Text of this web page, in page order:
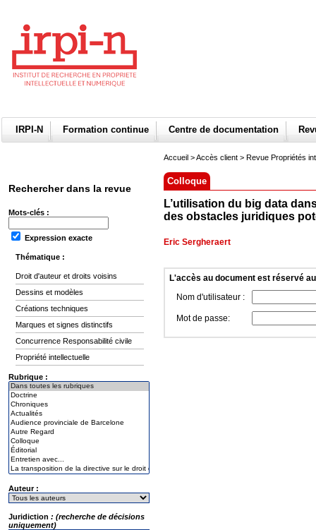
IRPI-N Formation continue Centre de documentation
Rechercher dans la revue
Mots-clés :
Expression exacte
Thématique :
Droit d'auteur et droits voisins
Dessins et modèles
Créations techniques
Marques et signes distinctifs
Concurrence Responsabilité civile
Propriété intellectuelle
Rubrique :
Auteur :
Juridiction : (recherche de décisions
uniquement)
Accueil >Accès client > Revue Propriétés
Colloque
L’utilisation du big data
des obstacles juridiques
Eric Sergheraert
L'accès au document est réservé
Nom d'utilisateur :
Mot de passe: